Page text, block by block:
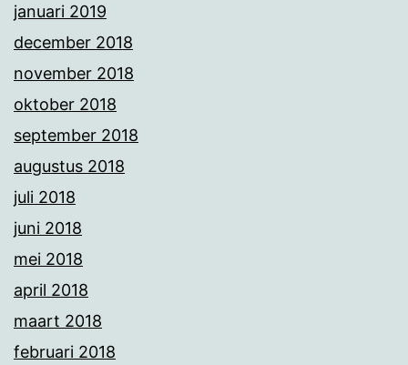
januari 2019
december 2018
november 2018
oktober 2018
september 2018
augustus 2018
juli 2018
juni 2018
mei 2018
april 2018
maart 2018
februari 2018